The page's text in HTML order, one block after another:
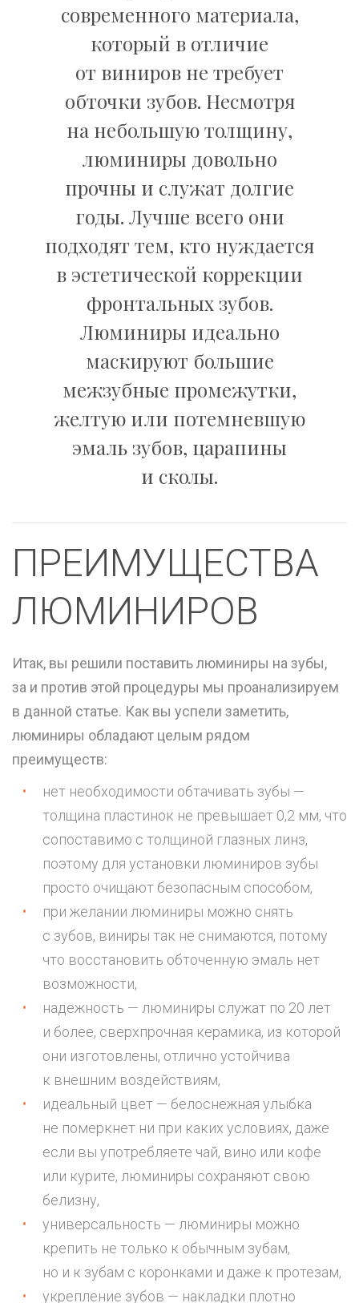
современного материала,
который в отличие
от виниров не требует
обточки зубов. Несмотря
на небольшую толщину,
люминиры довольно
прочны и служат долгие
годы. Лучше всего они
подходят тем, кто нуждается
в эстетической коррекции
фронтальных зубов.
Люминиры идеально
маскируют большие
межзубные промежутки,
желтую или потемневшую
эмаль зубов, царапины
и сколы.
ПРЕИМУЩЕСТВА
ЛЮМИНИРОВ
Итак, вы решили поставить люминиры на зубы,
за и против этой процедуры мы проанализируем
в данной статье. Как вы успели заметить,
люминиры обладают целым рядом
преимуществ:
нет необходимости обтачивать зубы —
толщина пластинок не превышает 0,2 мм, что
сопоставимо с толщиной глазных линз,
поэтому для установки люминиров зубы
просто очищают безопасным способом,
при желании люминиры можно снять
с зубов, виниры так не снимаются, потому
что восстановить обточенную эмаль нет
возможности,
надежность — люминиры служат по 20 лет
и более, сверхпрочная керамика, из которой
они изготовлены, отлично устойчива
к внешним воздействиям,
идеальный цвет — белоснежная улыбка
не померкнет ни при каких условиях, даже
если вы употребляете чай, вино или кофе
или курите, люминиры сохраняют свою
белизну,
универсальность — люминиры можно
крепить не только к обычным зубам,
но и к зубам с коронками и даже к протезам,
укрепление зубов — накладки плотно